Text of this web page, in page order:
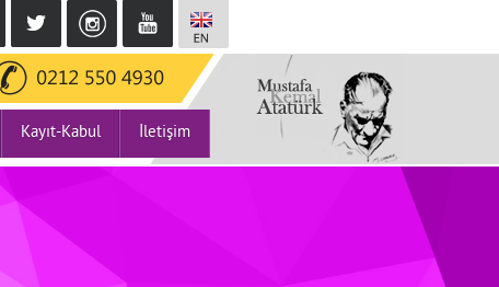
Kayıt-Kabul İletişim